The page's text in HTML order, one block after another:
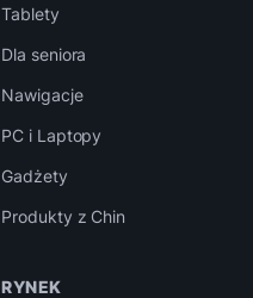
Tablety
Dla seniora
Nawigacje
PC i Laptopy
Gadżety
Produkty z Chin
RYNEK